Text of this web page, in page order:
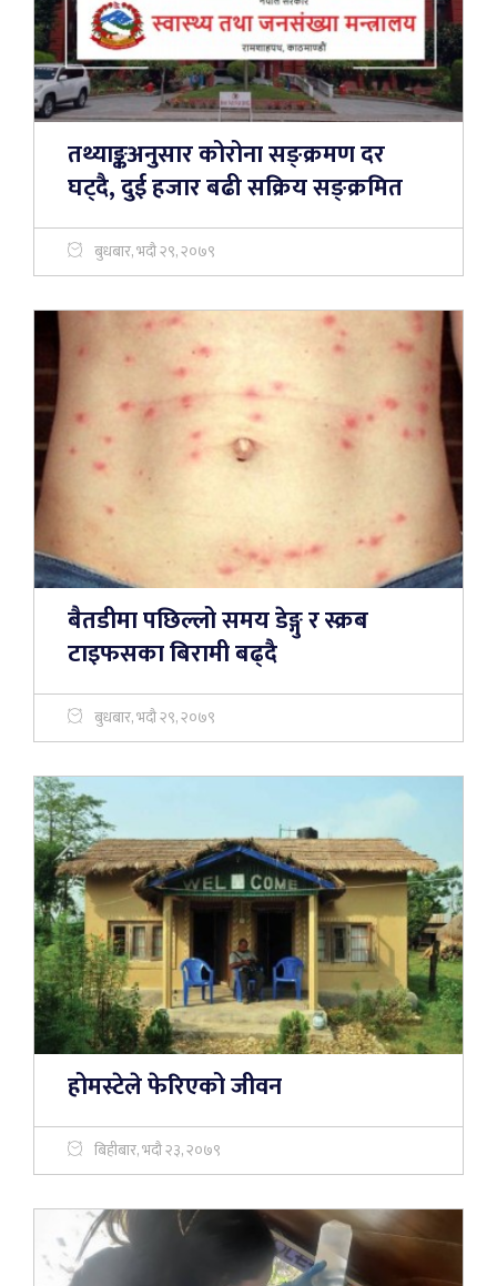
तथ्याङ्कअनुसार कोरोना सङ्क्रमण दर
घट्दै, दुई हजार बढी सक्रिय सङ्क्रमित
बुधबार, भदौ २९, २०७९
बैतडीमा पछिल्लो समय डेङ्गु र स्क्रब
टाइफसका बिरामी बढ्दै
बुधबार, भदौ २९, २०७९
होमस्टेले फेरिएको जीवन
बिहीबार, भदौ २३, २०७९